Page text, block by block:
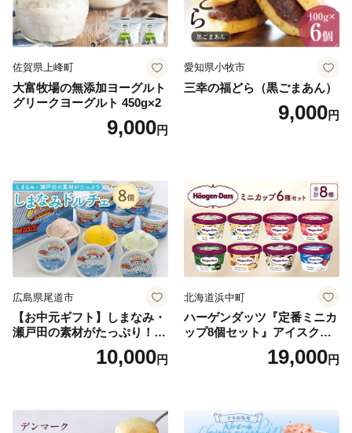
佐賀県上峰町
大富牧場の無添加ヨーグルト
グリークヨーグルト 450g×2
9,000円
愛知県小牧市
三幸の福どら（黒ごまあん）
9,000円
広島県尾道市
【お中元ギフト】しまなみ・
瀬戸田の素材がたっぷり！ジ
10,000円
北海道浜中町
ハーゲンダッツ『定番ミニカ
ップ8個セット』アイスクリ
ーム アイス スイーツ デザー
19,000円